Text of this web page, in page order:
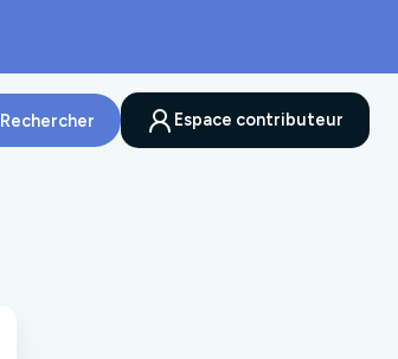
Rechercher
Espace contributeur